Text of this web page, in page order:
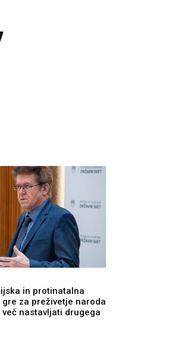
in protinatalna
za preživetje naroda
nastavljati drugega